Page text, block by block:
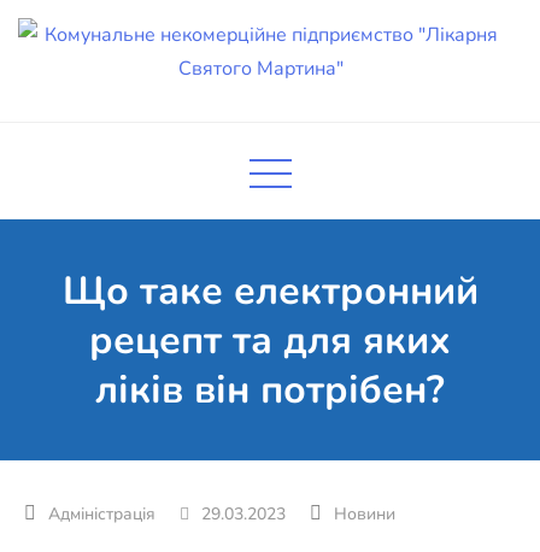
Skip
підприємство "Лікарня Святого
Що таке електронний
рецепт та для яких
ліків він потрібен?
29.03.2023 Новини